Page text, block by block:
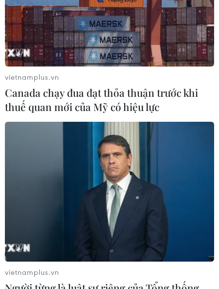
TIN CÙNG CHUYÊN MỤC
Người từng là luật sư riêng của Tổng
thống Trump trở thành Bộ trưởng Tư
pháp Mỹ
08/08/2026 23:28
Thượng viện Mỹ thông qua luật ngân
sách tránh nguy cơ chính phủ đóng
Thượng viện Mỹ thông qua dự luật
Canada, Mỹ đàm phán thỏa thuận
thương mại tạm thời nhằm hạ nhiệt
căng thẳng
vietnamplus.vn
Canada chạy đua đạt thỏa thuận trước khi
thuế quan mới của Mỹ có hiệu lực
vietnamplus.vn